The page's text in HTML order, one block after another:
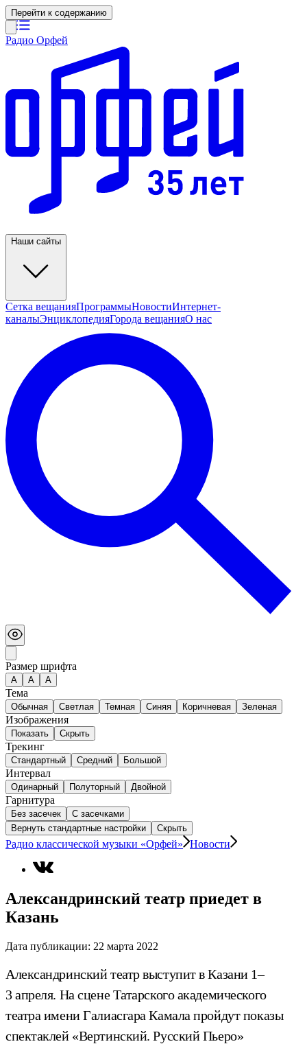
Перейти к содержанию
Радио Орфей
Наши сайты
Сетка вещанияПрограммыНовостиИнтернет-
каналыЭнциклопедияГорода вещанияО нас
Размер шрифта
А A A
Тема
Обычная Светлая Темная Синяя Коричневая Зеленая
Изображения
Показать Скрыть
Трекинг
Стандартный Средний Большой
Интервал
Одинарный Полуторный Двойной
Гарнитура
Без засечек
С засечками
Вернуть стандартные настройки
Скрыть
Радио классической музыки «Орфей» Новости
Александринский театр приедет в
Казань
Дата публикации: 22 марта 2022
Александринский театр выступит в Казани 1–
3 апреля. На сцене Татарского академического
театра имени Галиасгара Камала пройдут показы
спектаклей «Вертинский. Русский Пьеро»